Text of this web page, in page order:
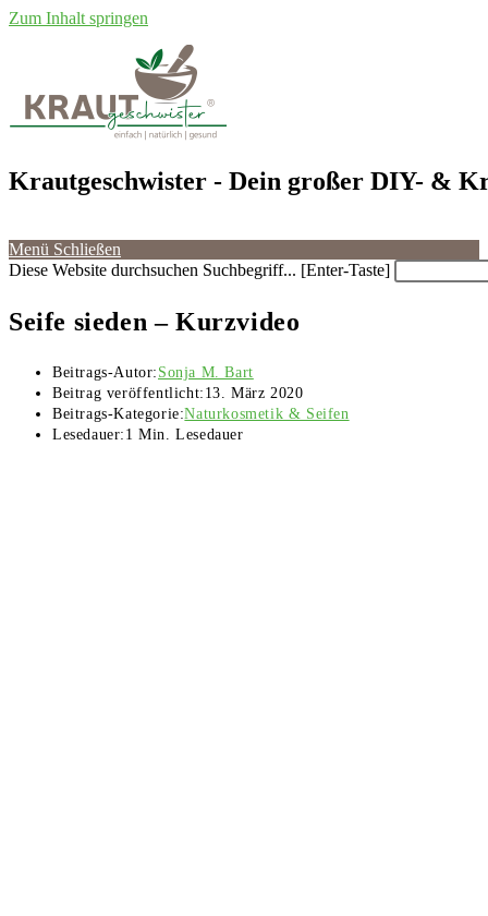
Zum Inhalt springen
Krautgeschwister - Dein großer DIY- &
Menü Schließen
Diese Website durchsuchen Suchbegriff... [Enter-Taste]
Seife sieden – Kurzvideo
Beitrags-Autor: Sonja M. Bart
Beitrag veröffentlicht: 13. März 2020
Beitrags-Kategorie:Naturkosmetik & Seifen
Lesedauer: 1 Min. Lesedauer